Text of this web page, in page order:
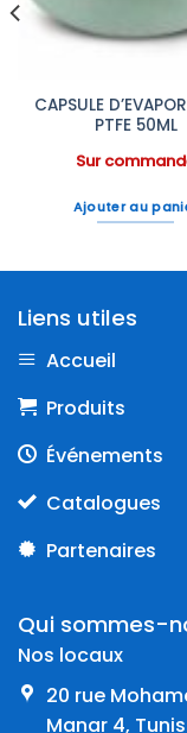
CAPSULE
PTFE 50ML
Sur
Ajouter au
Liens utiles
Accueil
Produits
Événements
Catalogues
Partenaires
Qui sommes-
Nos locaux
20 rue
Manar 4, Tunis